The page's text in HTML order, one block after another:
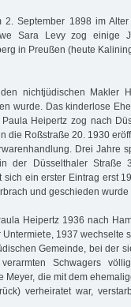
2. September 1898 im
Sara Levy zog einige
in Preußen (heute
nichtjüdischen Makler
wurde. Das kinderlose
Heipertz zog nach
die Roßstraße 20. 1930
Drei Jahre
der Düsselthaler Straße
sich ein erster Eintrag erst
und geschieden
Heipertz 1936 nach
1937 wechselte
Gemeinde, bei der
Schwagers
Meyer, die mit dem
verheiratet war,